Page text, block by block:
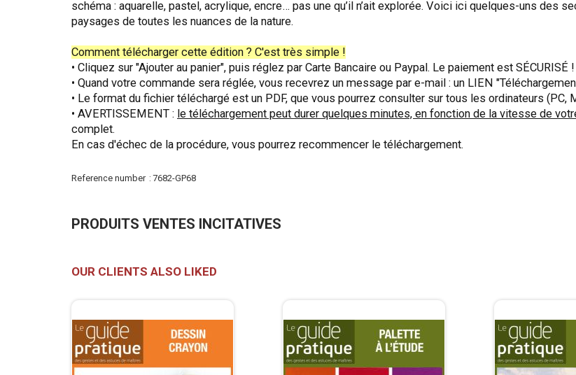
schéma : aquarelle, pastel, acrylique, encre… pas une qu’il n’ait explorée. Voici ici quelques-uns des
paysages de toutes les nuances de la nature.
Comment télécharger cette édition ? C'est très simple !
• Cliquez sur "Ajouter au panier", puis réglez par Carte Bancaire ou Paypal. Le paiement est SÉCURISÉ !
• Quand votre commande sera réglée, vous recevrez un message par e-mail : un LIEN
• Le format du fichier téléchargé est un PDF, que vous pourrez consulter sur tous les ordinateurs (PC,
• AVERTISSEMENT : le téléchargement peut durer quelques minutes, en fonction de la vitesse de
complet.
En cas d'échec de la procédure, vous pourrez recommencer le téléchargement.
More
Reference number 7682-GP68
PRODUITS VENTES INCITATIVES
OUR CLIENTS ALSO LIKED